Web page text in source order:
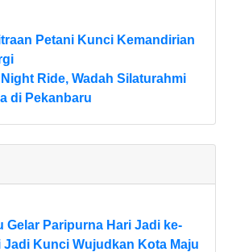
Petani Kunci Kemandirian
Ride, Wadah Silaturahmi
di Pekanbaru
Gelar Paripurna Hari Jadi ke-
Kunci Wujudkan Kota Maju